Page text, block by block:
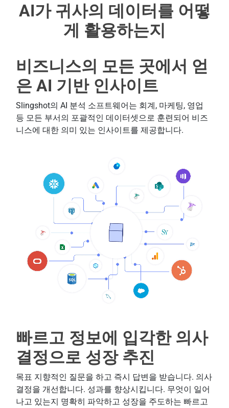
AI가 귀사의 데이터를 어떻
게 활용하는지
비즈니스의 모든 곳에서 얻
은 AI 기반 인사이트
Slingshot의 AI 분석 소프트웨어는 회계, 마케팅, 영업
등 모든 부서의 포괄적인 데이터셋으로 훈련되어 비즈
니스에 대한 의미 있는 인사이트를 제공합니다.
빠르고 정보에 입각한 의사
결정으로 성장 추진
목표 지향적인 질문을 하고 즉시 답변을 받습니다. 의사
결정을 개선합니다. 성과를 향상시킵니다. 무엇이 일어
나고 있는지 명확히 파악하고 성장을 주도하는 빠르고